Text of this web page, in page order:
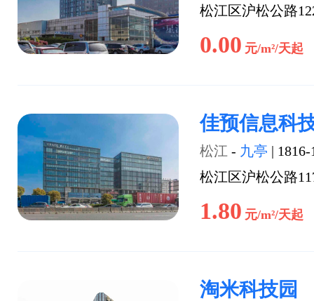
松江区沪松公路
0.00 元/m²/天起
佳预信息科
松江 - 九亭 | 1816-
松江区沪松公路
1.80 元/m²/天起
淘米科技园